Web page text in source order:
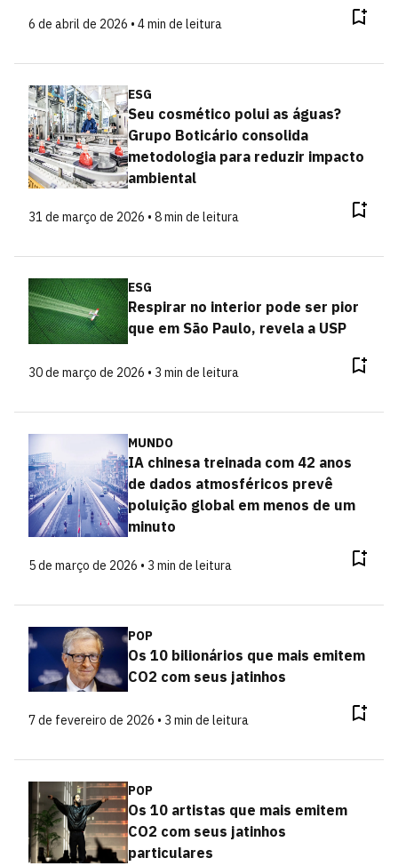
6 de abril de 2026 • 4 min de leitura
ESG
Seu cosmético polui as águas?
Grupo Boticário consolida
metodologia para reduzir impacto
ambiental
31 de março de 2026 • 8 min de leitura
ESG
Respirar no interior pode ser pior
que em São Paulo, revela a USP
30 de março de 2026 • 3 min de leitura
MUNDO
IA chinesa treinada com 42 anos
de dados atmosféricos prevê
poluição global em menos de um
minuto
5 de março de 2026 • 3 min de leitura
POP
Os 10 bilionários que mais emitem
CO2 com seus jatinhos
7 de fevereiro de 2026 • 3 min de leitura
POP
Os 10 artistas que mais emitem
CO2 com seus jatinhos
particulares